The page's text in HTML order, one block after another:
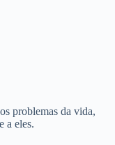
problemas da vida,
a eles.